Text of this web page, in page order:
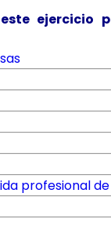
ejercicio
profesional